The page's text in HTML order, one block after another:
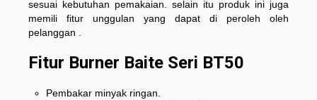
sesuai kebutuhan pemakaian. selain itu produk ini juga
memili fitur unggulan yang dapat di peroleh oleh
pelanggan .
Fitur Burner Baite Seri BT50
Pembakar minyak ringan.